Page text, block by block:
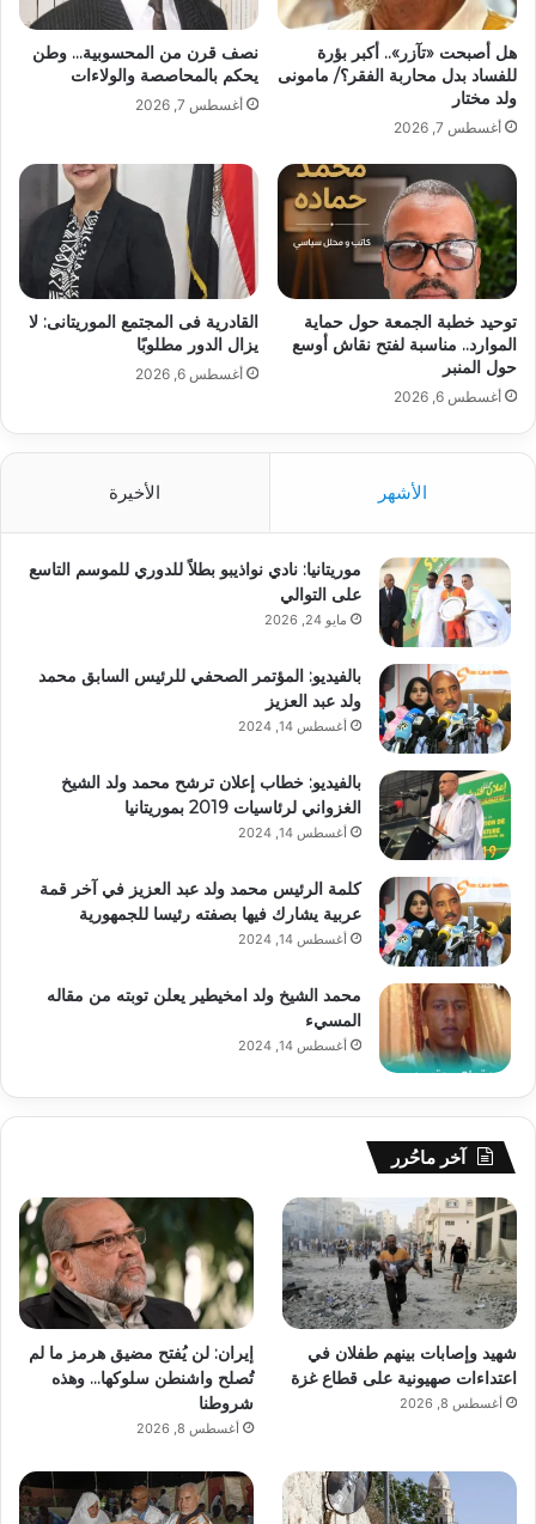
هل أصبحت «تآزر».. أكبر بؤرة
للفساد بدل محاربة الفقر؟/ مامونى
ولد مختار
أغسطس 7, 2026
نصف قرن من المحسوبية… وطن
يحكم بالمحاصصة والولاءات
أغسطس 7, 2026
توحيد خطبة الجمعة حول حماية
الموارد.. مناسبة لفتح نقاش أوسع
حول المنبر
أغسطس 6, 2026
القادرية فى المجتمع الموريتانى: لا
يزال الدور مطلوبًا
أغسطس 6, 2026
الأشهر الأخيرة
موريتانيا: نادي نواذيبو بطلاً للدوري للموسم التاسع
على التوالي
مايو 24, 2026
بالفيديو: المؤتمر الصحفي للرئيس السابق محمد
ولد عبد العزيز
أغسطس 14, 2024
بالفيديو: خطاب إعلان ترشح محمد ولد الشيخ
الغزواني لرئاسيات 2019 بموريتانيا
أغسطس 14, 2024
كلمة الرئيس محمد ولد عبد العزيز في آخر قمة
عربية يشارك فيها بصفته رئيسا للجمهورية
أغسطس 14, 2024
محمد الشيخ ولد امخيطير يعلن توبته من مقاله
المسيء
أغسطس 14, 2024
آخر ماحُرر
شهيد وإصابات بينهم طفلان في
اعتداءات صهيونية على قطاع غزة
أغسطس 8, 2026
إيران: لن يُفتح مضيق هرمز ما لم
تُصلح واشنطن سلوكها… وهذه
شروطنا
أغسطس 8, 2026